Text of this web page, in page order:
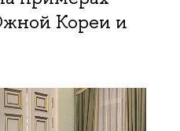
Кореи и